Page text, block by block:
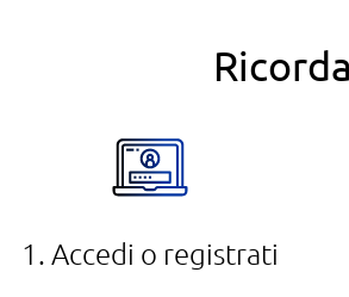
1. Accedi o registrati